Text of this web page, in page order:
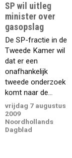
SP wil uitleg
minister over
gasopslag
De SP-fractie in de
Tweede Kamer wil
dat er een
onafhankelijk
tweede onderzoek
komt naar de...
vrijdag 7 augustus
2009
Noordhollands
Dagblad